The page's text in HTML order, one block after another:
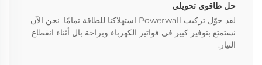
حل طاقوي تحويلي
لقد حوّل تركيب Powerwall استهلاكنا للطاقة تمامًا. نحن الآن
نستمتع بتوفير كبير في فواتير الكهرباء وبراحة بال أثناء انقطاع
التيار.